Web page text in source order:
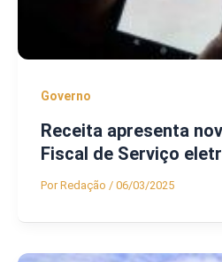
Governo
Receita apresenta
Fiscal de Serviço
PorRedação / 06/03/2025